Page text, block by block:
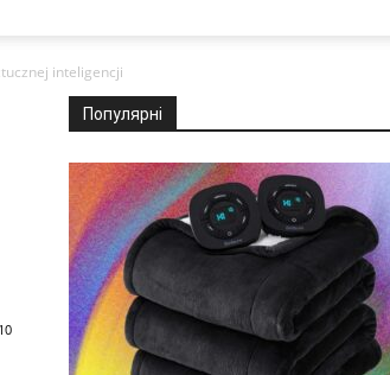
inteligencji
10
Популярні